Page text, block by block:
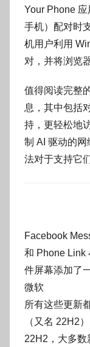
Your Phone
手机）配对时
机用户利用
对，并将浏览
值得阅读完整
息，其中包括
持，更轻松地
制 AI 驱动的
法对于支持它
Facebook
和 Phone Link
件屏幕添加了
微软
所有这些更新
（又名 22H2
22H2，大多